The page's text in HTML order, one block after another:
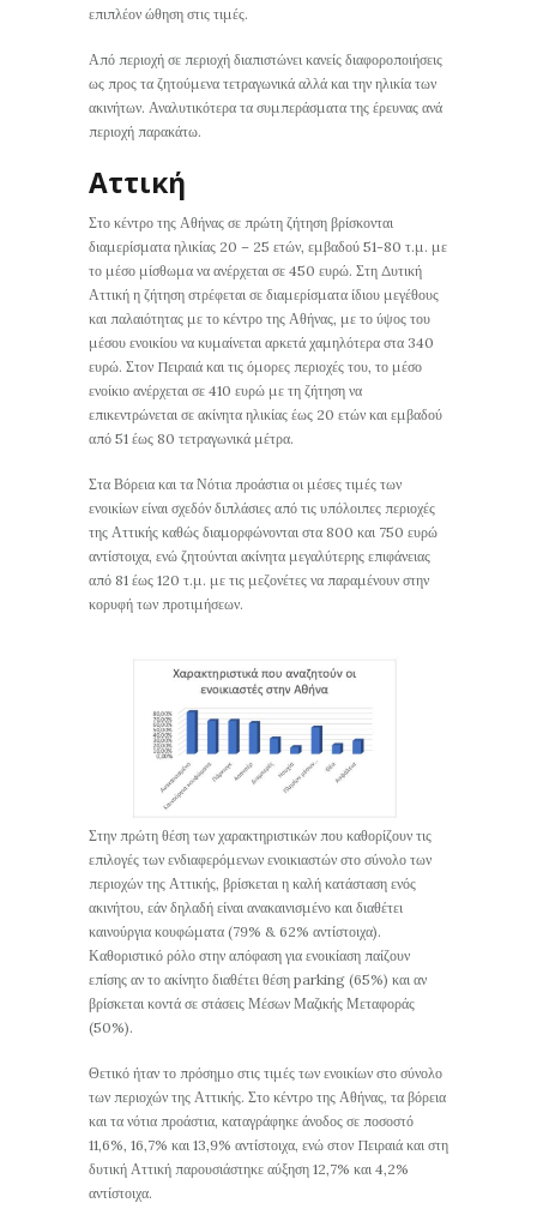
επιπλέον ώθηση στις τιμές.
Από περιοχή σε περιοχή διαπιστώνει κανείς διαφοροποιήσεις
ως προς τα ζητούμενα τετραγωνικά αλλά και την ηλικία των
ακινήτων. Αναλυτικότερα τα συμπεράσματα της έρευνας ανά
περιοχή παρακάτω.
Αττική
Στο κέντρο της Αθήνας σε πρώτη ζήτηση βρίσκονται
διαμερίσματα ηλικίας 20 – 25 ετών, εμβαδού 51-80 τ.μ. με
το μέσο μίσθωμα να ανέρχεται σε 450 ευρώ. Στη Δυτική
Αττική η ζήτηση στρέφεται σε διαμερίσματα ίδιου μεγέθους
και παλαιότητας με το κέντρο της Αθήνας, με το ύψος του
μέσου ενοικίου να κυμαίνεται αρκετά χαμηλότερα στα 340
ευρώ. Στον Πειραιά και τις όμορες περιοχές του, το μέσο
ενοίκιο ανέρχεται σε 410 ευρώ με τη ζήτηση να
επικεντρώνεται σε ακίνητα ηλικίας έως 20 ετών και εμβαδού
από 51 έως 80 τετραγωνικά μέτρα.
Στα Βόρεια και τα Νότια προάστια οι μέσες τιμές των
ενοικίων είναι σχεδόν διπλάσιες από τις υπόλοιπες περιοχές
της Αττικής καθώς διαμορφώνονται στα 800 και 750 ευρώ
αντίστοιχα, ενώ ζητούνται ακίνητα μεγαλύτερης επιφάνειας
από 81 έως 120 τ.μ. με τις μεζονέτες να παραμένουν στην
κορυφή των προτιμήσεων.
Στην πρώτη θέση των χαρακτηριστικών που καθορίζουν τις
επιλογές των ενδιαφερόμενων ενοικιαστών στο σύνολο των
περιοχών της Αττικής, βρίσκεται η καλή κατάσταση ενός
ακινήτου, εάν δηλαδή είναι ανακαινισμένο και διαθέτει
καινούργια κουφώματα (79% & 62% αντίστοιχα).
Καθοριστικό ρόλο στην απόφαση για ενοικίαση παίζουν
επίσης αν το ακίνητο διαθέτει θέση parking (65%) και αν
βρίσκεται κοντά σε στάσεις Μέσων Μαζικής Μεταφοράς
(50%).
Θετικό ήταν το πρόσημο στις τιμές των ενοικίων στο σύνολο
των περιοχών της Αττικής. Στο κέντρο της Αθήνας, τα βόρεια
και τα νότια προάστια, καταγράφηκε άνοδος σε ποσοστό
11,6%, 16,7% και 13,9% αντίστοιχα, ενώ στον Πειραιά και στη
δυτική Αττική παρουσιάστηκε αύξηση 12,7% και 4,2%
αντίστοιχα.